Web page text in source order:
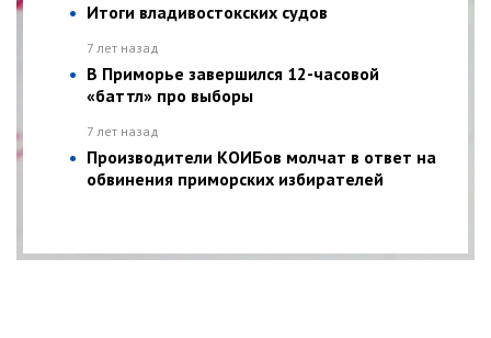
Итоги владивостокских судов
7 лет назад
В Приморье завершился 12-часовой
«баттл» про выборы
7 лет назад
Производители КОИБов молчат в ответ на
обвинения приморских избирателей